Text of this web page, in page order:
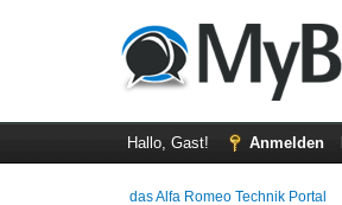
Hallo, Gast! Anmelden
das Alfa Romeo Technik Portal